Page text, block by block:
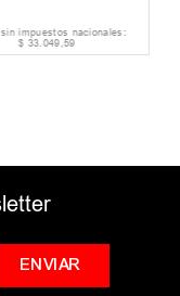
impuestos nacionales:
$ 33.049,59
ENVIAR